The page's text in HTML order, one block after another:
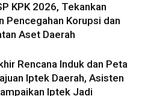
KPK 2026, Tekankan
Pencegahan Korupsi dan
Aset Daerah
Rencana Induk dan Peta
Iptek Daerah, Asisten
Iptek Jadi